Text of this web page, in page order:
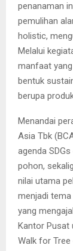
penanaman
pemulihan
holistic,
Melalui
manfaat
bentuk
berupa
Menandai
Asia Tbk
agenda
pohon,
nilai utama
menjadi
yang
Kantor Pusat
Walk for